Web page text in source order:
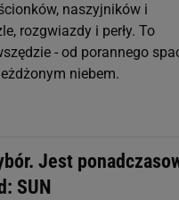
naszyjników i
rozgwiazdy i perły. To
- od porannego
niebem.
Jest
SUN